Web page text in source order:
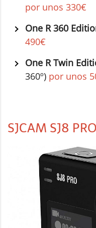
por unos 330€
One R 360
490€
One R Twin
360º) por unos
SJCAM SJ8 PRO